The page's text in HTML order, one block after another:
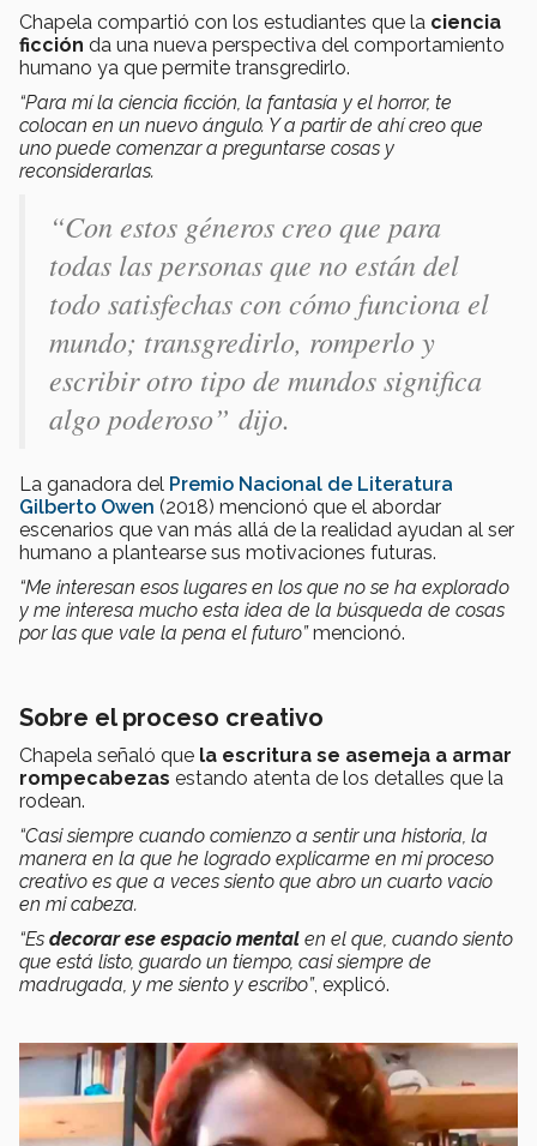
Chapela compartió con los estudiantes que la ciencia
ficción da una nueva perspectiva del comportamiento
humano ya que permite transgredirlo.
“Para mí la ciencia ficción, la fantasía y el horror, te
colocan en un nuevo ángulo. Y a partir de ahí creo que
uno puede comenzar a preguntarse cosas y
reconsiderarlas.
“Con estos géneros creo que para
todas las personas que no están del
todo satisfechas con cómo funciona el
mundo; transgredirlo, romperlo y
escribir otro tipo de mundos significa
algo poderoso” dijo.
La ganadora del Premio Nacional de Literatura
Gilberto Owen (2018) mencionó que el abordar
escenarios que van más allá de la realidad ayudan al ser
humano a plantearse sus motivaciones futuras.
“Me interesan esos lugares en los que no se ha explorado
y me interesa mucho esta idea de la búsqueda de cosas
por las que vale la pena el futuro”mencionó.
Sobre el proceso creativo
Chapela señaló que la escritura se asemeja a armar
rompecabezas estando atenta de los detalles que la
rodean.
“Casi siempre cuando comienzo a sentir una historia, la
manera en la que he logrado explicarme en mi proceso
creativo es que a veces siento que abro un cuarto vacío
en mi cabeza.
“Es decorar ese espacio mental en el que, cuando siento
que está listo, guardo un tiempo, casi siempre de
madrugada, y me siento y escribo”, explicó.